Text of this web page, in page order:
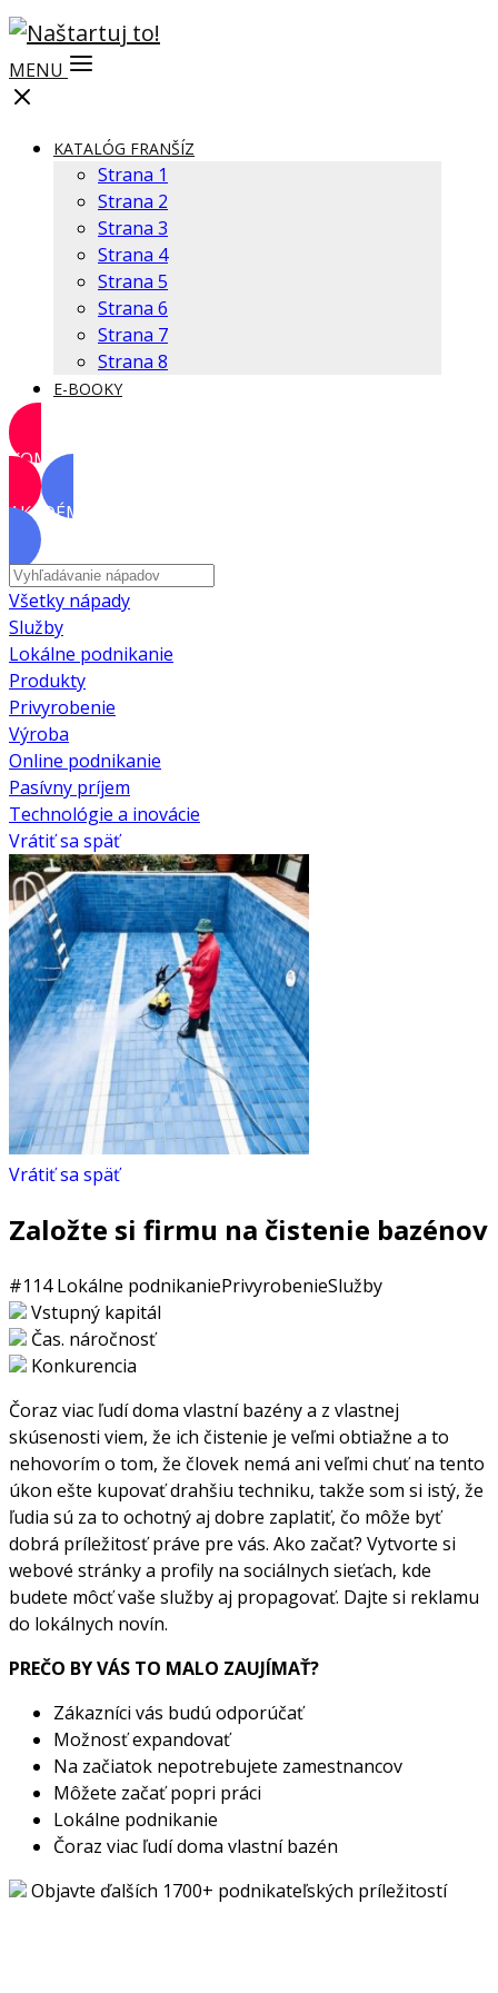
MENU
KATALÓG FRANŠÍZ
Strana 1
Strana 2
Strana 3
Strana 4
Strana 5
Strana 6
Strana 7
Strana 8
E-BOOKY
KOMUNITA
AKADÉMIA
Všetky nápady
Služby
Lokálne podnikanie
Produkty
Privyrobenie
Výroba
Online podnikanie
Pasívny príjem
Technológie a inovácie
Vrátiť sa späť
Vrátiť sa späť
Založte si firmu na čistenie bazénov
#114 Lokálne podnikaniePrivyrobenieSlužby
Vstupný kapitál
Čas. náročnosť
Konkurencia
Čoraz viac ľudí doma vlastní bazény a z vlastnej
skúsenosti viem, že ich čistenie je veľmi obtiažne a to
nehovorím o tom, že človek nemá ani veľmi chuť na tento
úkon ešte kupovať drahšiu techniku, takže som si istý, že
ľudia sú za to ochotný aj dobre zaplatiť, čo môže byť
dobrá príležitosť práve pre vás. Ako začať? Vytvorte si
webové stránky a profily na sociálnych sieťach, kde
budete môcť vaše služby aj propagovať. Dajte si reklamu
do lokálnych novín.
PREČO BY VÁS TO MALO ZAUJÍMAŤ?
Zákazníci vás budú odporúčať
Možnosť expandovať
Na začiatok nepotrebujete zamestnancov
Môžete začať popri práci
Lokálne podnikanie
Čoraz viac ľudí doma vlastní bazén
Objavte ďalších 1700+ podnikateľských príležitostí